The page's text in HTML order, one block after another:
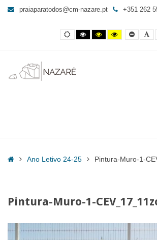
-
para
praiaparatodos@cm-nazare.pt +351 262
Contraste
normal
Contraste
preto
branco
Contraste
preto
amarelo
Yellow
and
contrast
Smaller
Font
HomeAno Letivo 24-25 Pintura-Muro-1-
Pintura-Muro-1-